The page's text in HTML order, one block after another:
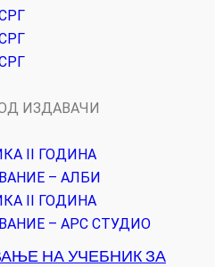
ИЗДАВАЧИ
II ГОДИНА
– АЛБИ
II ГОДИНА
– АРС СТУДИО
НА УЧЕБНИК ЗА